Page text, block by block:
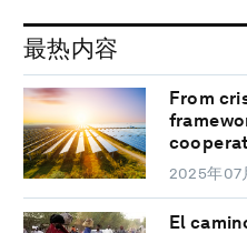
最热内容
From
2025年07
El